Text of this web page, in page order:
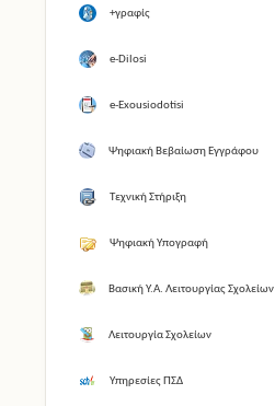
+γραφίς
e-Dilosi
e-Exousiodotisi
Ψηφιακή Βεβαίωση Εγγράφου
Τεχνική Στήριξη
Ψηφιακή Υπογραφή
Βασική Υ.Α. Λειτουργίας Σχολείων
Λειτουργία Σχολείων
Υπηρεσίες ΠΣΔ